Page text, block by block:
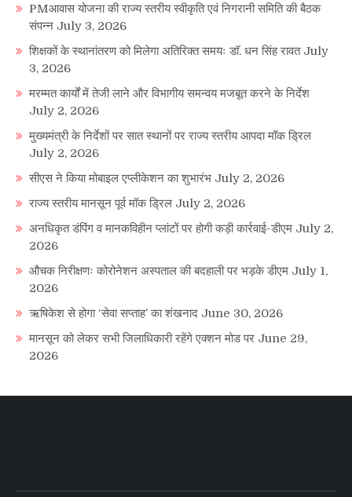
PMआवास योजना की राज्य स्तरीय स्वीकृति एवं निगरानी समिति की बैठक
संपन्न July 3, 2026
शिक्षकों के स्थानांतरण को मिलेगा अतिरिक्त समयः डाॅ. धन सिंह रावत July
3, 2026
मरम्मत कार्यों में तेजी लाने और विभागीय समन्वय मजबूत करने के निर्देश
July 2, 2026
मुख्यमंत्री के निर्देशों पर सात स्थानों पर राज्य स्तरीय आपदा मॉक ड्रिल
July 2, 2026
सीएस ने किया मोबाइल एप्लीकेशन का शुभारंभ July 2, 2026
राज्य स्तरीय मानसून पूर्व मॉक ड्रिल July 2, 2026
अनधिकृत डंपिंग व मानकविहीन प्लांटों पर होगी कड़ी कार्रवाई-डीएम July 2,
2026
औचक निरीक्षणः कोरोनेशन अस्पताल की बदहाली पर भड़के डीएम July 1,
2026
ऋषिकेश से होगा ‘सेवा सप्ताह’ का शंखनाद June 30, 2026
मानसून को लेकर सभी जिलाधिकारी रहेंगे एक्शन मोड पर June 29,
2026